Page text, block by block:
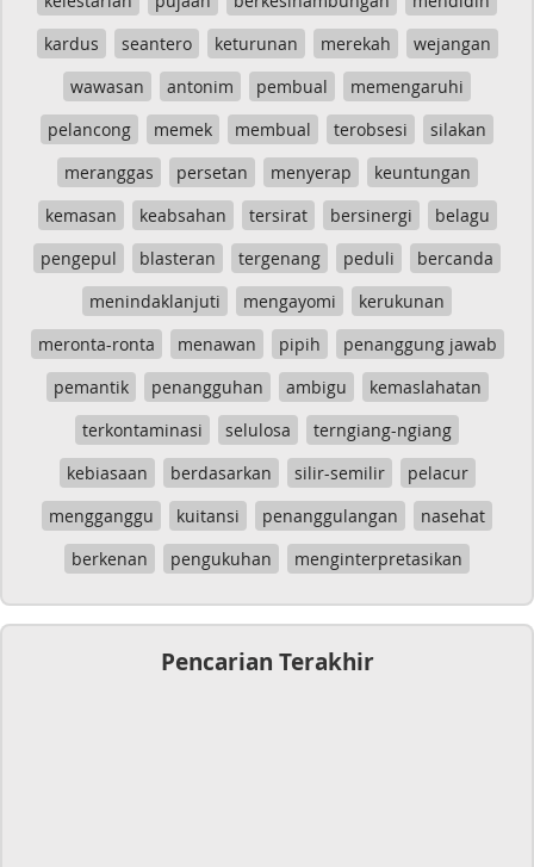
kardus
seantero keturunan merekah
wejangan
wawasan
antonim pembual
memengaruhi
pelancong
memek membual terobsesi
silakan
meranggas
persetan menyerap
keuntungan
kemasan
keabsahan tersirat bersinergi
belagu
pengepul
blasteran tergenang peduli
bercanda
menindaklanjuti
mengayomi
kerukunan
meronta-ronta
menawan pipih
penanggung jawab
pemantik
penangguhan ambigu
kemaslahatan
terkontaminasi
selulosa
terngiang-ngiang
kebiasaan
berdasarkan silir-semilir
pelacur
mengganggu
kuitansi penanggulangan
nasehat
berkenan
pengukuhan menginterpretasikan
Pencarian Terakhir